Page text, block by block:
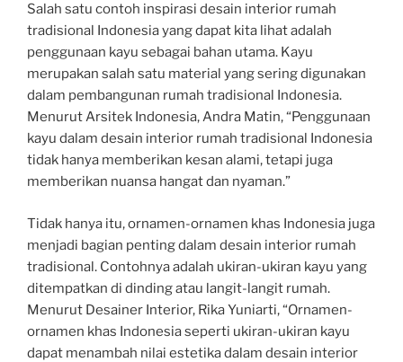
Salah satu contoh inspirasi desain interior rumah
tradisional Indonesia yang dapat kita lihat adalah
penggunaan kayu sebagai bahan utama. Kayu
merupakan salah satu material yang sering digunakan
dalam pembangunan rumah tradisional Indonesia.
Menurut Arsitek Indonesia, Andra Matin, “Penggunaan
kayu dalam desain interior rumah tradisional Indonesia
tidak hanya memberikan kesan alami, tetapi juga
memberikan nuansa hangat dan nyaman.”
Tidak hanya itu, ornamen-ornamen khas Indonesia juga
menjadi bagian penting dalam desain interior rumah
tradisional. Contohnya adalah ukiran-ukiran kayu yang
ditempatkan di dinding atau langit-langit rumah.
Menurut Desainer Interior, Rika Yuniarti, “Ornamen-
ornamen khas Indonesia seperti ukiran-ukiran kayu
dapat menambah nilai estetika dalam desain interior